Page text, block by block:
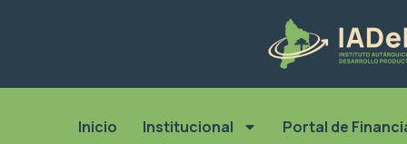
Inicio Institucional Portal de